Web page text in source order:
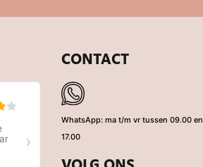
CONTACT
WhatsApp: ma t/m vr tussen 09.00 en
17.00